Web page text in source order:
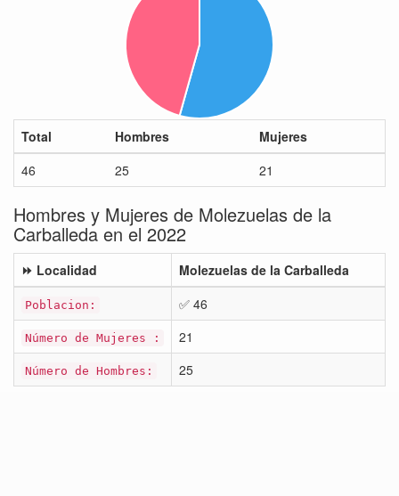
Total Hombres
Mujeres
46
25 21
Hombres y Mujeres de Molezuelas de la
Carballeda en el 2022
⏩ Localidad Molezuelas de la Carballeda
Poblacion: ✅ 46
Número de Mujeres : 21
Número de Hombres: 25